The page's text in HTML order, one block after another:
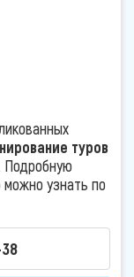
туров
Подробную
узнать по